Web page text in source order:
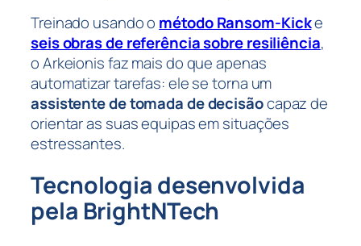
Treinado usando o método Ransom-Kicke
seis obras de referência sobre resiliência,
o Arkeionis faz mais do que apenas
automatizar tarefas: ele se torna um
assistente de tomada de decisãocapaz de
orientar as suas equipas em situações
estressantes.
Tecnologia desenvolvida
pela BrightNTech